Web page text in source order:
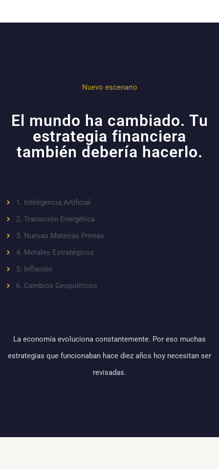
Nuevo escenario
El mundo ha cambiado. Tu
estrategia financiera
también debería hacerlo.
1. Inteligencia Artificial
2. Transición Energética
3. Nuevas Materias Primas
4. Metales Estratégicos
5. Inflación
6. Cambios Geopolíticos
La economía evoluciona constantemente. Por eso muchas
estrategias que funcionaban hace diez años hoy necesitan ser
revisadas.